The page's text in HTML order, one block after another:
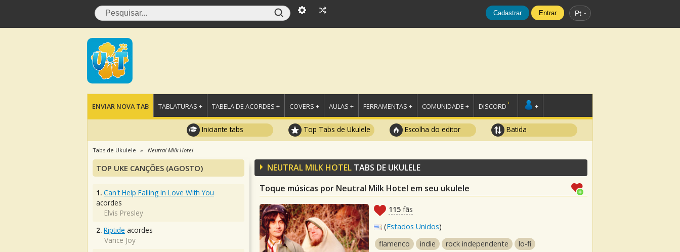
Cadastrar Entrar Pt
ENVIAR NOVA TAB TABLATURAS + TABELA DE ACORDES + COVERS + AULAS + FERRAMENTAS + COMUNIDADE + DISCORD +
Iniciante tabs Top Tabs de Ukulele Escolha do editor Batida
Tabs de Ukulele Neutral Milk Hotel
NEUTRAL MILK HOTEL TABS DE UKULELE
Toque músicas por Neutral Milk Hotel em seu ukulele
115 fãs
(Estados Unidos)
flamenco
indie rock independente
lo-fi
TOP UKE CANÇÕES (AGOSTO)
1. Can't Help Falling In Love With You
acordes
Elvis Presley
2. Riptide acordes
Vance Joy